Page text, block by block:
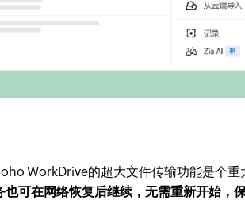
WorkDrive的超大文件传输功能是个重
可在网络恢复后继续，无需重新开始，